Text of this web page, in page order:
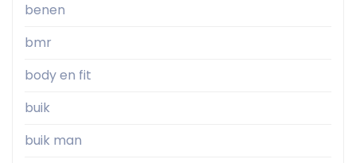
benen
bmr
body en fit
buik
buik man